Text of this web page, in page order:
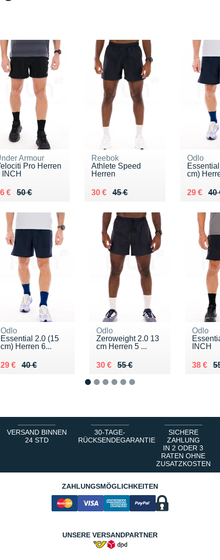
Armour
Pro Herren
INCH
50 €
lieu de 50 €
€ 36 €
Reebok
Athlete Speed
Herren
45 €
Au lieu de 45 €
30 €
Vendu 30 €
Odlo
cm)
40
Au lieu
29 €
Vendu
Odlo
Essential 2.0 (15
cm) Herren 6...
40 €
Au lieu de 40 €
29 €
Vendu 29 €
Odlo
Zeroweight 2.0 13
cm Herren 5 ...
55 €
Au lieu de 55 €
30 €
Vendu 30 €
Odlo
INCH
Au lieu
38 €
Vendu
VERSAND BINNEN
24 STD
30-TAGE-
RÜCKSENDEGARANTIE
SICHERE
ZAHLUNG
IN 2 ODER 3
RATEN OHNE
ZUSATZKOSTEN
ZAHLUNGSMÖGLICHKEITEN
UNSERE VERSANDPARTNER